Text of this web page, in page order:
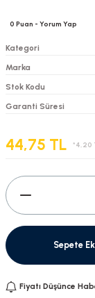
0 Puan - Yorum Yap
Kategori
Marka
Stok Kodu
Garanti Süresi
44,75 TL *4,20
Sepete
Fiyatı Düşünce